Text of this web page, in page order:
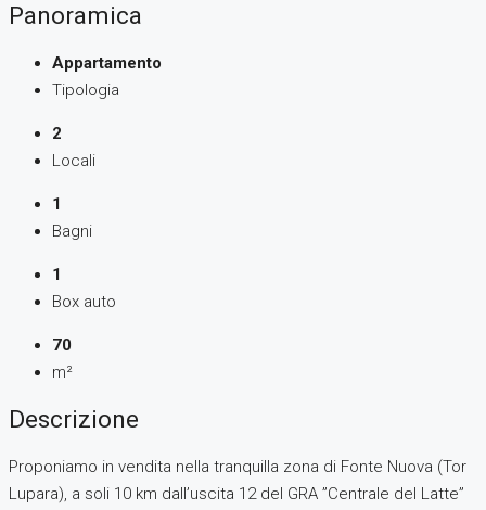
Panoramica
Appartamento
Tipologia
2
Locali
1
Bagni
1
Box auto
70
m²
Descrizione
Proponiamo in vendita nella tranquilla zona di Fonte Nuova (Tor
Lupara), a soli 10 km dall’uscita 12 del GRA ”Centrale del Latte”